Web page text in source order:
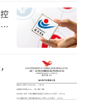
白方面再未就
方甄选曾多次陷
主播董宇辉“分
未有的震荡。